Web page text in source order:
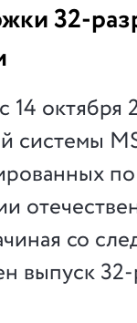
32-
октября
системы
со
выпуск